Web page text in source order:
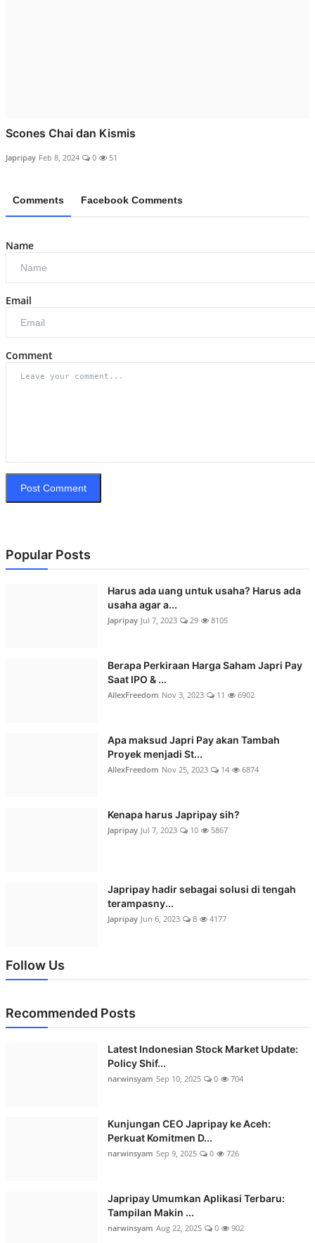
Scones Chai dan Kismis
Japripay Feb 8, 2024 0 51
Comments Facebook Comments
Name
Email
Comment
Post Comment
Popular Posts
Harus ada uang untuk usaha? Harus ada
usaha agar a...
Japripay Jul 7, 2023 29 8105
Berapa Perkiraan Harga Saham Japri Pay
Saat IPO & ...
AllexFreedom Nov 3, 2023 11 6902
Apa maksud Japri Pay akan Tambah
Proyek menjadi St...
AllexFreedom Nov 25, 2023 14 6874
Kenapa harus Japripay sih?
Japripay Jul 7, 2023 10 5867
Japripay hadir sebagai solusi di tengah
terampasny...
Japripay Jun 6, 2023 8 4177
Follow Us
Recommended Posts
Latest Indonesian Stock Market Update:
Policy Shif...
narwinsyam Sep 10, 2025 0 704
Kunjungan CEO Japripay ke Aceh:
Perkuat Komitmen D...
narwinsyam Sep 9, 2025 0 726
Japripay Umumkan Aplikasi Terbaru:
Tampilan Makin ...
narwinsyam Aug 22, 2025 0 902